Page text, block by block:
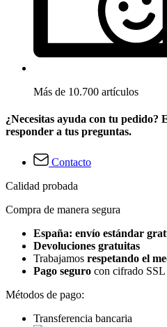
Más de 10.700 artículos
¿Necesitas ayuda con tu pedido?
responder a tus preguntas.
Contacto
Calidad probada
Compra de manera segura
España: envío estándar
Devoluciones gratuitas
Trabajamos respetando el
Pago seguro con cifrado SSL
Métodos de pago:
Transferencia bancaria